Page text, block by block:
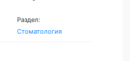
Раздел:
Стоматология